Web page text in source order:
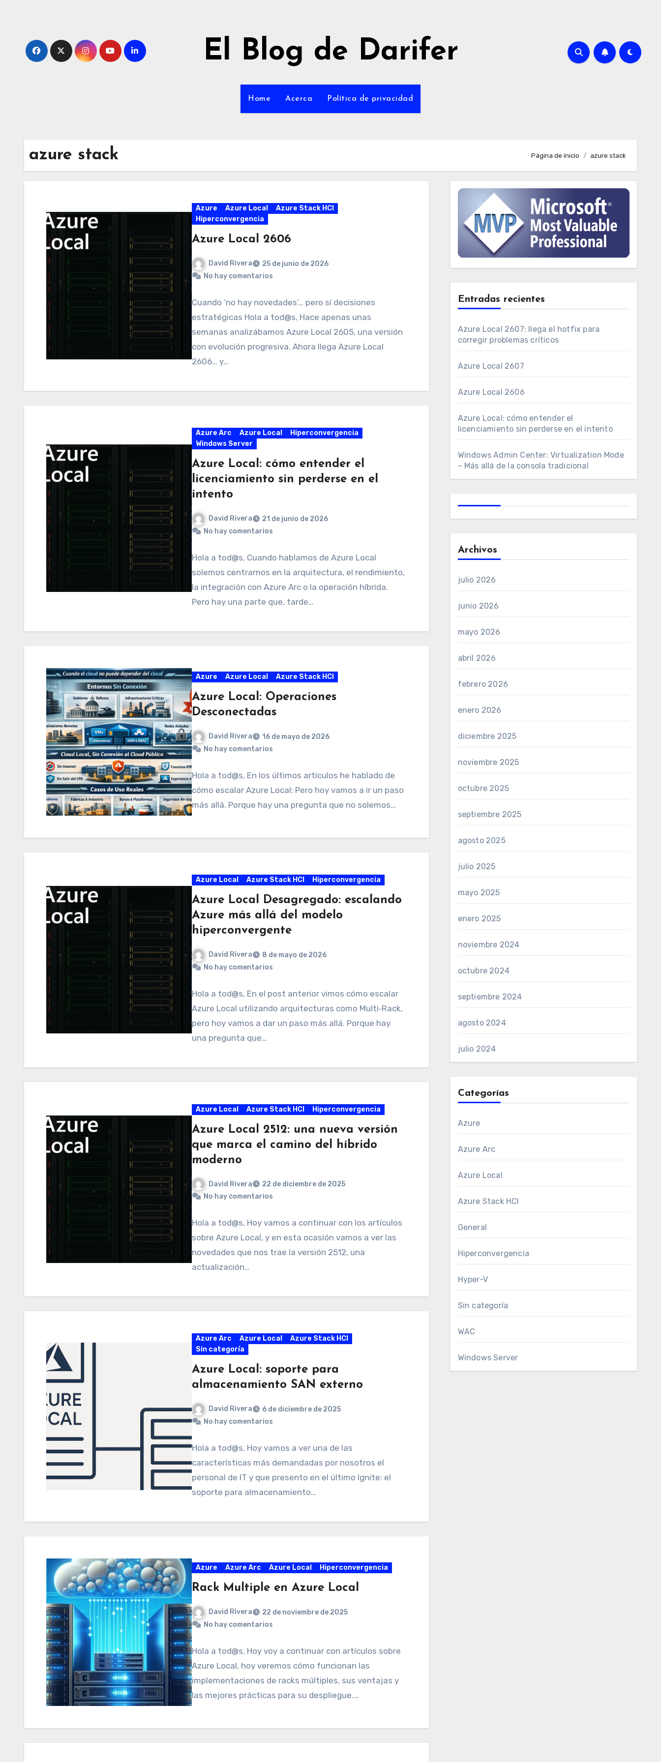
El Blog de Darifer
Home Acerca Política de privacidad
azure stack Página de inicio azure stack
Azure Azure Local
Azure Stack HCI
Hiperconvergencia
Azure Local 2606
David Rivera
25 de junio de 2026
No hay comentarios
Cuando ‘no hay novedades’… pero sí decisiones
estratégicas Hola a tod@s, Hace apenas unas
semanas analizábamos Azure Local 2605, una versión
con evolución progresiva. Ahora llega Azure Local
2606… y…
Azure Arc Azure Local
Hiperconvergencia
Windows Server
Azure Local: cómo entender el
licenciamiento sin perderse en el
intento
David Rivera
21 de junio de 2026
No hay comentarios
Hola a tod@s, Cuando hablamos de Azure Local
solemos centrarnos en la arquitectura, el rendimiento,
la integración con Azure Arc o la operación híbrida.
Pero hay una parte que, tarde…
Azure Azure Local Azure Stack HCI
Azure Local: Operaciones
Desconectadas
David Rivera
16 de mayo de 2026
No hay comentarios
Hola a tod@s, En los últimos artículos he hablado de
cómo escalar Azure Local: Pero hoy vamos a ir un paso
más allá. Porque hay una pregunta que no solemos…
Azure Local Azure Stack HCI Hiperconvergencia
Azure Local Desagregado: escalando
Azure más allá del modelo
hiperconvergente
David Rivera
8 de mayo de 2026
No hay comentarios
Hola a tod@s, En el post anterior vimos cómo escalar
Azure Local utilizando arquitecturas como Multi‑Rack,
pero hoy vamos a dar un paso más allá. Porque hay
una pregunta que…
Azure Local Azure Stack HCI Hiperconvergencia
Azure Local 2512: una nueva versión
que marca el camino del híbrido
moderno
David Rivera
22 de diciembre de 2025
No hay comentarios
Hola a tod@s, Hoy vamos a continuar con los artículos
sobre Azure Local, y en esta ocasión vamos a ver las
novedades que nos trae la versión 2512, una
actualización…
Azure Arc Azure Local
Azure Stack HCI
Sin categoría
Azure Local: soporte para
almacenamiento SAN externo
David Rivera
6 de diciembre de 2025
No hay comentarios
Hola a tod@s, Hoy vamos a ver una de las
características más demandadas por nosotros el
personal de IT y que presento en el último Ignite: el
soporte para almacenamiento…
Azure Azure Arc Azure Local Hiperconvergencia
Rack Multiple en Azure Local
David Rivera
22 de noviembre de 2025
No hay comentarios
Hola a tod@s, Hoy voy a continuar con artículos sobre
Azure Local, hoy veremos cómo funcionan las
implementaciones de racks múltiples, sus ventajas y
las mejores prácticas para su despliegue.…
Entradas recientes
Azure Local 2607: llega el hotfix para
corregir problemas críticos
Azure Local 2607
Azure Local 2606
Azure Local: cómo entender el
licenciamiento sin perderse en el intento
Windows Admin Center: Virtualization Mode
– Más allá de la consola tradicional
Archivos
julio 2026
junio 2026
mayo 2026
abril 2026
febrero 2026
enero 2026
diciembre 2025
noviembre 2025
octubre 2025
septiembre 2025
agosto 2025
julio 2025
mayo 2025
enero 2025
noviembre 2024
octubre 2024
septiembre 2024
agosto 2024
julio 2024
Categorías
Azure
Azure Arc
Azure Local
Azure Stack HCI
General
Hiperconvergencia
Hyper-V
Sin categoría
WAC
Windows Server